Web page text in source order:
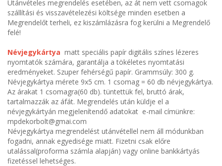
Utánvételes megrendelés esetében, az át nem vett csomagok
szállítási és visszavételezési költsége minden esetben a
Megrendelőt terheli, ez kiszámlázásra fog kerülni a Megrendelő
felé!
Névjegykártya matt speciális papír digitális színes lézeres
nyomtatók számára, garantálja a tökéletes nyomtatási
eredményeket. Szuper fehérségű papír. Grammsúly: 300 g.
Névjegykártya mérete 9x5 cm. 1 csomag = 60 db névjegykártya.
Az árakat 1 csomagra(60 db). tüntettük fel, bruttó árak,
tartalmazzák az áfát. Megrendelés után küldje el a
névjegykártyán megjelenítendő adatokat e-mail címünkre:
mpdekorbolt@gmai.com
Névjegykártya megrendelést utánvétellel nem áll módunkban
fogadni, annak egyedisége miatt. Fizetni csak előre
utalással(proforma számla alapján) vagy online bankkártyás
fizetéssel lehetséges.